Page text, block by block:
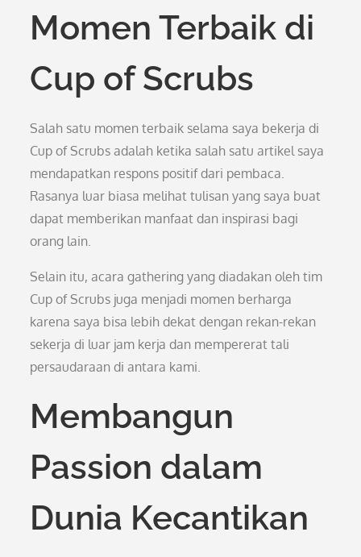
Momen Terbaik di
Cup of Scrubs
Salah satu momen terbaik selama saya bekerja di
Cup of Scrubs adalah ketika salah satu artikel saya
mendapatkan respons positif dari pembaca.
Rasanya luar biasa melihat tulisan yang saya buat
dapat memberikan manfaat dan inspirasi bagi
orang lain.
Selain itu, acara gathering yang diadakan oleh tim
Cup of Scrubs juga menjadi momen berharga
karena saya bisa lebih dekat dengan rekan-rekan
sekerja di luar jam kerja dan mempererat tali
persaudaraan di antara kami.
Membangun
Passion dalam
Dunia Kecantikan